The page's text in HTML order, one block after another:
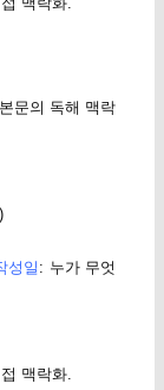
문의 독해 맥락
성일 : 누가 무엇
맥락화.